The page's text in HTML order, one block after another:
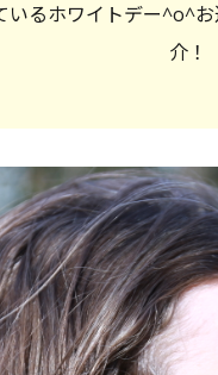
いるホワイトデー^o^
介！